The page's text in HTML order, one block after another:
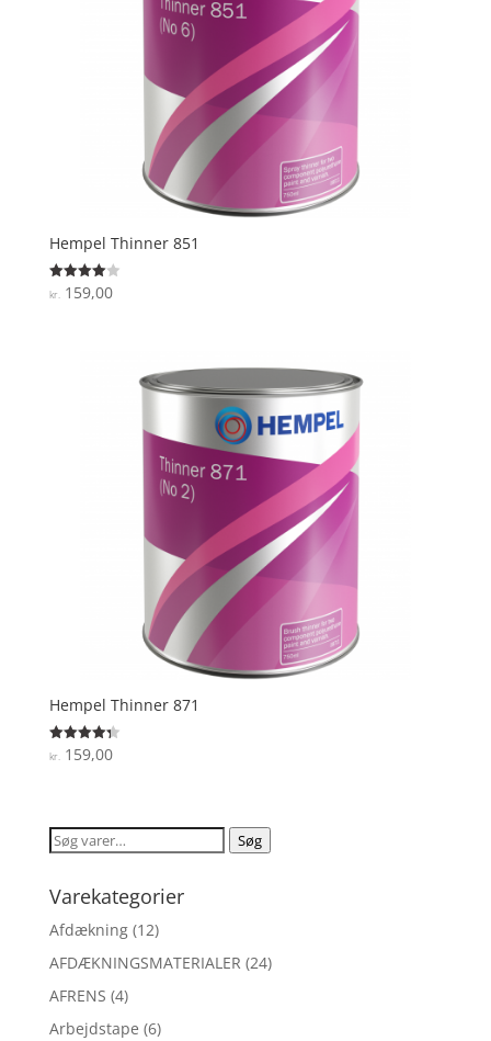
Hempel Thinner 851
Vurderet
4
kr.159,00
Hempel Thinner 871
Vurderet
4.3
kr.159,00
Søg
Søg
Varekategorier
Afdækning (12)
AFDÆKNINGSMATERIALER (24)
AFRENS (4)
Arbejdstape (6)